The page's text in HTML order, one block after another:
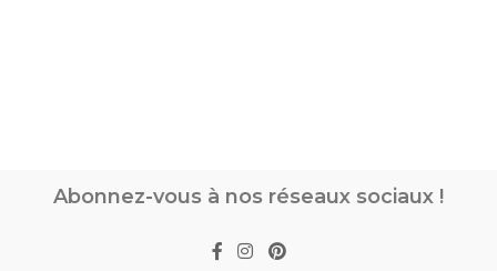
Abonnez-vous à nos réseaux sociaux !